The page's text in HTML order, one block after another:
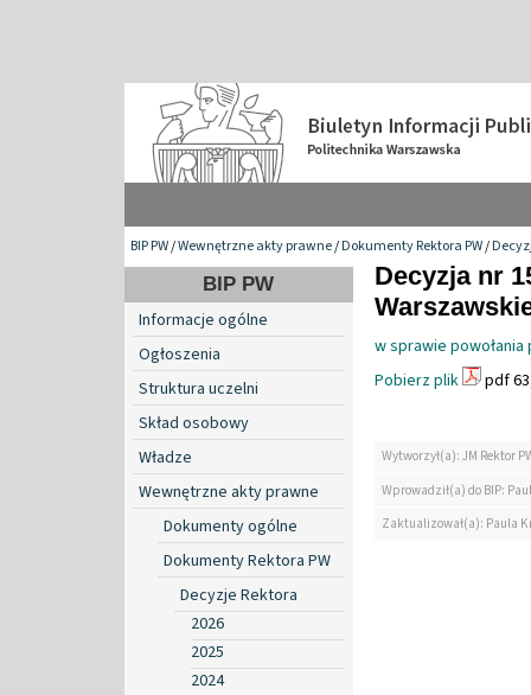
BIP PW/Wewnętrzne akty prawne/Dokumenty Rektora PW/
BIP PW
Informacje ogólne
Ogłoszenia
Struktura uczelni
Skład osobowy
Władze
Wewnętrzne akty prawne
Dokumenty ogólne
Dokumenty Rektora PW
Decyzje Rektora
2026
2025
2024
Decyzja nr
w sprawie
Pobierz plik
pdf
Wytworzył(a): JM Rektor
Wprowadził(a) do BIP:
Zaktualizował(a): Paula